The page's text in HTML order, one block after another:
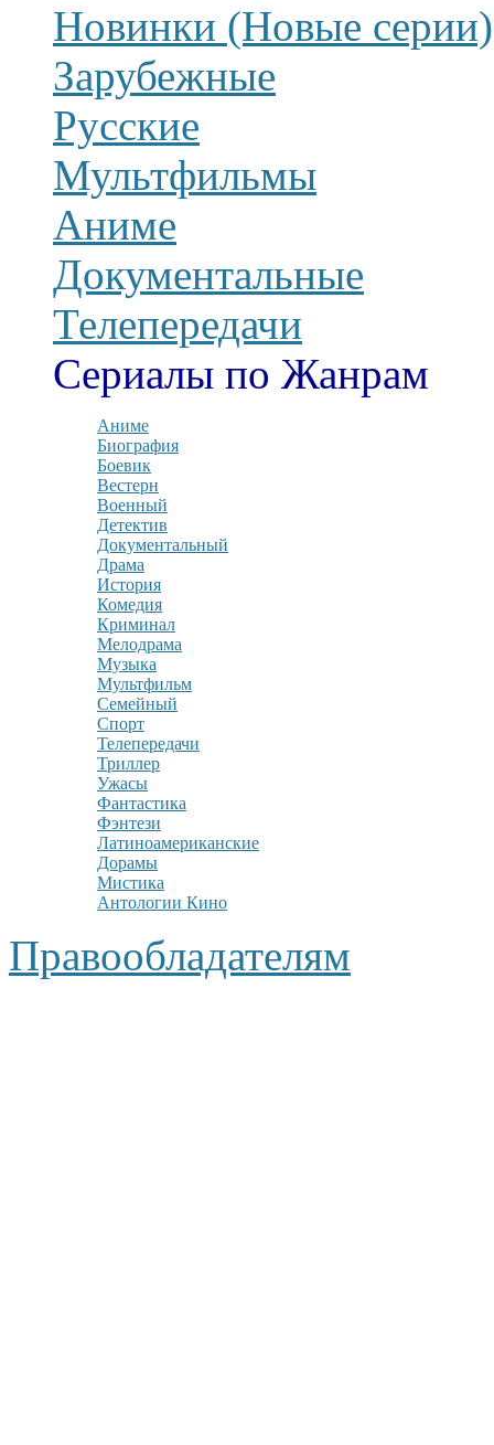
Новинки (Новые серии)
Зарубежные
Русские
Мультфильмы
Аниме
Документальные
Телепередачи
Сериалы по Жанрам
Аниме
Биография
Боевик
Вестерн
Военный
Детектив
Документальный
Драма
История
Комедия
Криминал
Мелодрама
Музыка
Мультфильм
Семейный
Спорт
Телепередачи
Триллер
Ужасы
Фантастика
Фэнтези
Латиноамериканские
Дорамы
Мистика
Антологии Кино
Правообладателям